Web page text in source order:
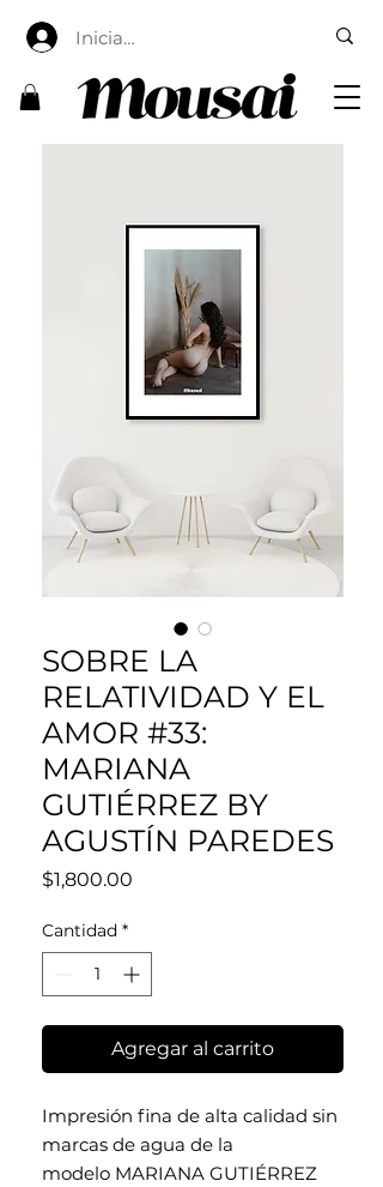
Iniciar sesión
SOBRE LA
RELATIVIDAD Y EL
AMOR #33:
MARIANA
GUTIÉRREZ BY
AGUSTÍN PAREDES
$1,800.00
Cantidad *
Agregar al carrito
Impresión fina de alta calidad sin
marcas de agua de la
modelo MARIANA GUTIÉRREZ